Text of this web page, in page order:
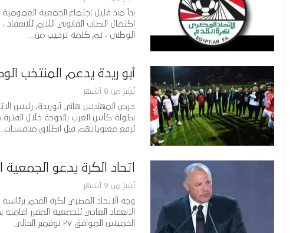
بدأ منذ قليل اجتماع الجمعية العمومية
اكتمال النصاب القانوني اللازم
الوطنى ، ثم كلمة ترحيب من…
أبو ريدة يدعم المنتخب
نُشِرَ من 8 أشهر
حرص المهندس هاني أبوريدة، رئيس
لرفع معنوياتهم قبل انطلاق منافسات…
اتحاد الكرة يدعو الجمعية
نُشِرَ من 9 أشهر
وجه الاتحاد المصري لكرة القدم
الانعقاد العادي للجمعية المقرر
الخميس الموافق ٢٧ نوفمبر الحالي.